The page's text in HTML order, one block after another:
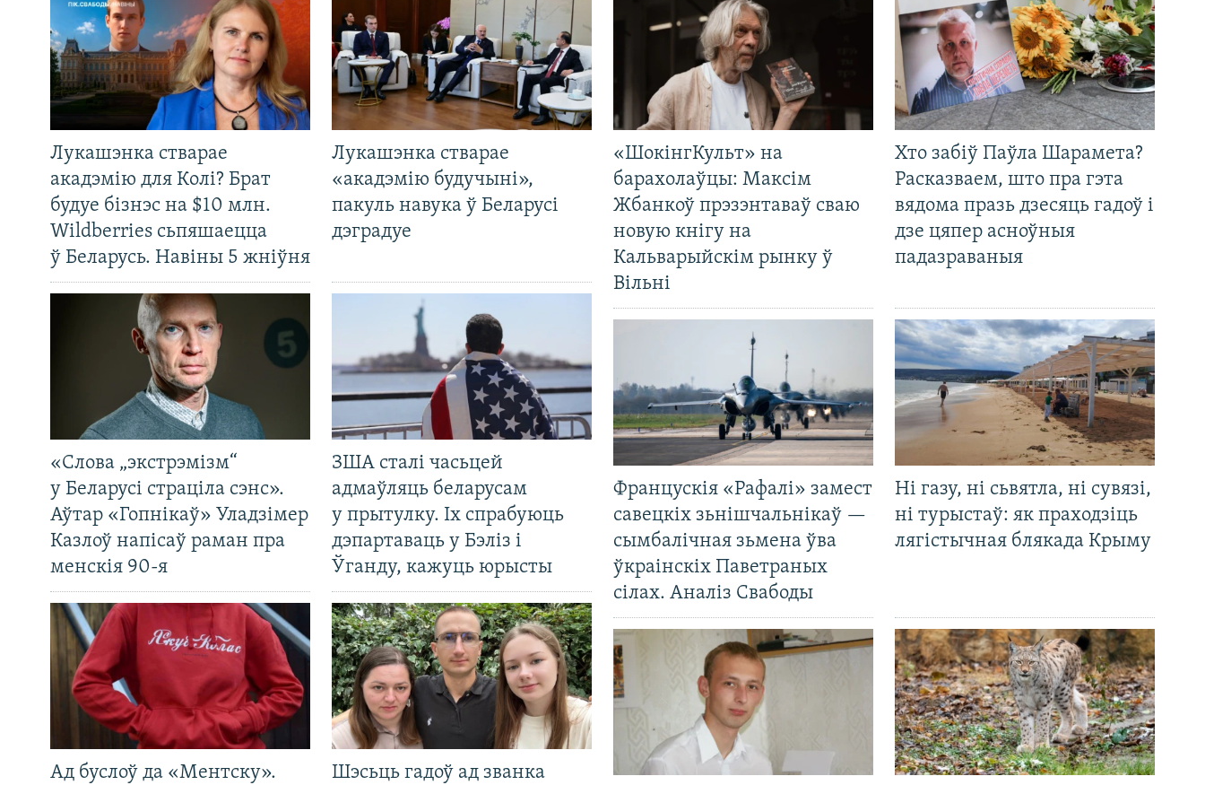
Лукашэнка стварае
акадэмію для Колі? Брат
будуе бізнэс на $10 млн.
Wildberries сьпяшаецца
ў Беларусь. Навіны 5 жніўня
Лукашэнка стварае
«акадэмію будучыні»,
пакуль навука ў Беларусі
дэградуе
«Слова „экстрэмізм“
у Беларусі страціла сэнс».
Аўтар «Гопнікаў» Уладзімер
Казлоў напісаў раман пра
менскія 90-я
ЗША сталі часьцей
адмаўляць беларусам
у прытулку. Іх спрабуюць
дэпартаваць у Бэліз і
Ўганду, кажуць юрысты
Ад буслоў да «Ментску».
Шэсьць гадоў ад званка
«ШокінгКульт» на
барахолаўцы: Максім
Жбанкоў прэзэнтаваў сваю
новую кнігу на
Кальварыйскім рынку ў
Вільні
Хто забіў Паўла Шарамета?
Расказваем, што пра гэта
вядома празь дзесяць гадоў і
дзе цяпер асноўныя
падазраваныя
Францускія «Рафалі» замест
савецкіх зьнішчальнікаў —
сымбалічная зьмена ўва
ўкраінскіх Паветраных
сілах. Аналіз Свабоды
Ні газу, ні сьвятла, ні сувязі,
ні турыстаў: як праходзіць
лягістычная блякада Крыму